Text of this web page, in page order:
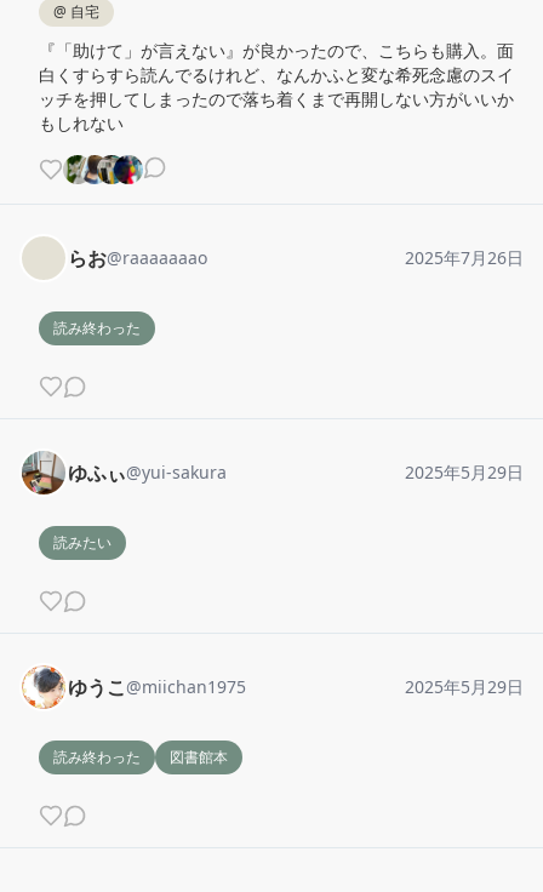
@ 自宅
『「助けて」が言えない』が良かったので、こちらも購入。面
白くすらすら読んでるけれど、なんかふと変な希死念慮のスイ
ッチを押してしまったので落ち着くまで再開しない方がいいか
もしれない
らお@raaaaaaao 2025年7月26日
読み終わった
ゆふぃ@yui-sakura 2025年5月29日
読みたい
ゆうこ@miichan1975 2025年5月29日
読み終わった 図書館本